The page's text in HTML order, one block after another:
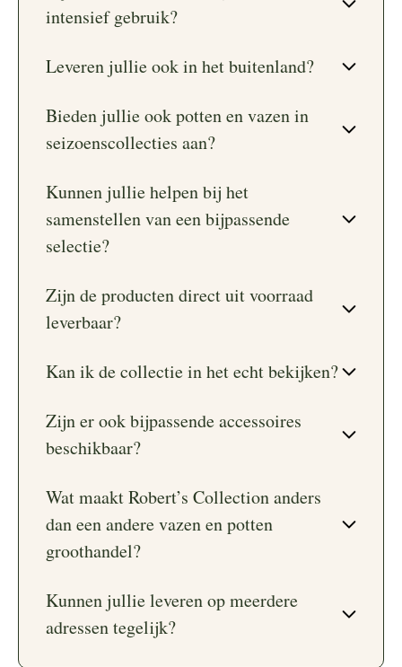
intensief gebruik?
Leveren jullie ook in het buitenland?
Bieden jullie ook potten en vazen in
seizoenscollecties aan?
Kunnen jullie helpen bij het
samenstellen van een bijpassende
selectie?
Zijn de producten direct uit voorraad
leverbaar?
Kan ik de collectie in het echt bekijken?
Zijn er ook bijpassende accessoires
beschikbaar?
Wat maakt Robert’s Collection anders
dan een andere vazen en potten
groothandel?
Kunnen jullie leveren op meerdere
adressen tegelijk?